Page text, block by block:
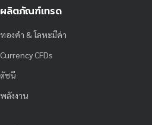
ผลิตภัณฑ์เทรด
ทองคำ & โลหะมีค่า
Currency CFDs
ดัชนี
พลังงาน